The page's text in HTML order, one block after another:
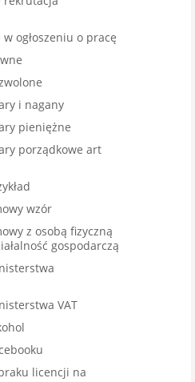
ogłoszeniu o pracę
i nagany
pieniężne
porządkowe art
wzór
z osobą fizyczną
gospodarczą
VAT
licencji na